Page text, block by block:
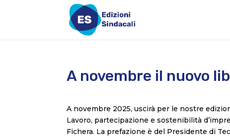
A novembre il nuovo
A novembre 2025, uscirà per le nostre
Lavoro, partecipazione e sostenibilità
Fichera. La prefazione è del Presidente di